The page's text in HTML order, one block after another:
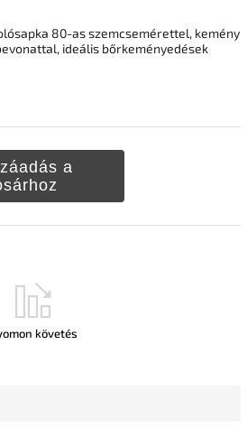
a
80-as szemcsemérettel, kemény
ideális bőrkeményedések
követés